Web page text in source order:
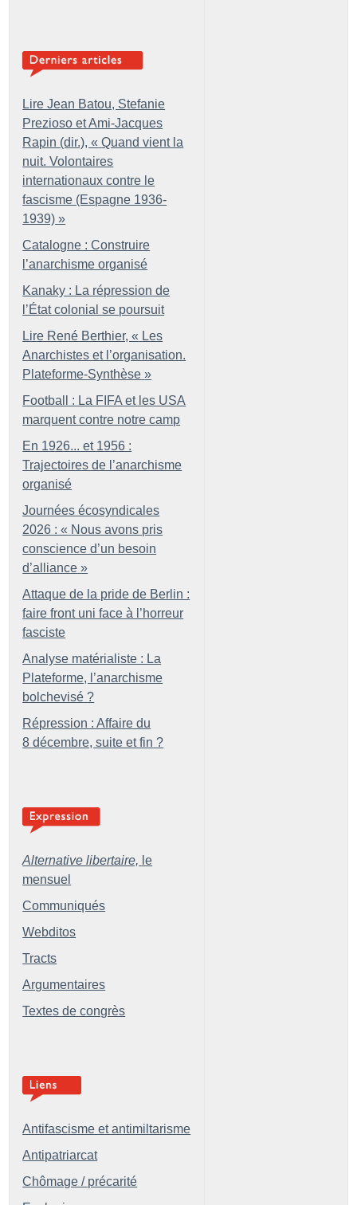
Lire Jean Batou, Stefanie
Prezioso et Ami-Jacques
Rapin (dir.), « Quand vient la
nuit. Volontaires
internationaux contre le
fascisme (Espagne 1936-
1939) »
Catalogne : Construire
l’anarchisme organisé
Kanaky : La répression de
l’État colonial se poursuit
Lire René Berthier, « Les
Anarchistes et l’organisation.
Plateforme-Synthèse »
Football : La FIFA et les USA
marquent contre notre camp
En 1926... et 1956 :
Trajectoires de l’anarchisme
organisé
Journées écosyndicales
2026 : « Nous avons pris
conscience d’un besoin
d’alliance »
Attaque de la pride de Berlin :
faire front uni face à l’horreur
fasciste
Analyse matérialiste : La
Plateforme, l’anarchisme
bolchevisé ?
Répression : Affaire du
8 décembre, suite et fin ?
Alternative libertaire, le
mensuel
Communiqués
Webditos
Tracts
Argumentaires
Textes de congrès
Antifascisme et antimiltarisme
Antipatriarcat
Chômage / précarité